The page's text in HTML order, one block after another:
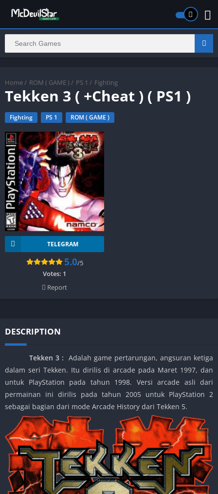
Home / ROM ( GAME ) / PS 1 / Fighting
Tekken 3 ( +Cheat ) ( PS1 )
Fighting PS 1 ROM ( GAME )
TELEGRAM
5.0/5
Votes: 1
Report
DESCRIPTION
Tekken 3 : Adalah game pertarungan, angsuran ketiga
dalam seri Tekken. Itu dirilis di arcade pada Maret 1997, dan
untuk PlayStation pada tahun 1998. Versi arcade asli dari
permainan ini dirilis pada tahun 2005 untuk PlayStation 2
sebagai bagian dari mode Arcade History dari Tekken 5.